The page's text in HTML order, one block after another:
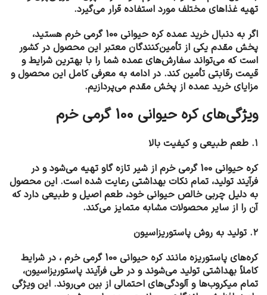
تهیه غذاهای مختلف مورد استفاده قرار می‌گیرد.
اگر به دنبال خرید عمده کره حیوانی 100 گرمی خرم هستید،
پخش مقدم یکی از تأمین‌کنندگان معتبر این محصول در کشور
است که می‌تواند سفارش‌های عمده شما را با بهترین شرایط و
قیمت رقابتی تأمین کند. در ادامه به معرفی کامل این محصول و
مزایای خرید عمده از پخش مقدم می‌پردازیم.
ویژگی‌های کره حیوانی 100 گرمی خرم
۱. طعم طبیعی و کیفیت بالا
کره حیوانی 100 گرمی خرم از شیر تازه گاو تهیه می‌شود و در
فرآیند تولید، تمام نکات بهداشتی رعایت شده است. این محصول
به دلیل چربی خالص حیوانی خود، طعم اصیل و طبیعی دارد که
آن را از سایر محصولات مشابه متمایز می‌کند.
۲. تولید به روش پاستوریزاسیون
کره‌های پاستوریزه مانند کره حیوانی 100 گرمی خرم ، در شرایط
کاملاً بهداشتی تولید می‌شوند و در طی فرآیند پاستوریزاسیون،
تمام میکروب‌ها و آلودگی‌های احتمالی از بین می‌روند. این ویژگی